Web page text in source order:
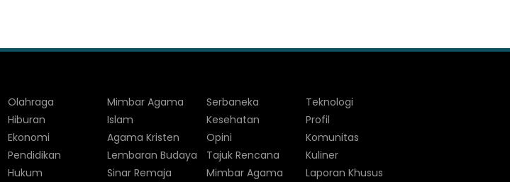
Olahraga
Hiburan
Ekonomi
Pendidikan
Hukum
Mimbar Agama
Islam
Agama Kristen
Lembaran Budaya
Sinar Remaja
Serbaneka
Kesehatan
Opini
Tajuk Rencana
Mimbar Agama
Teknologi
Profil
Komunitas
Kuliner
Laporan Khusus